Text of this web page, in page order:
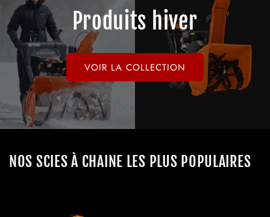
Produits hiver
VOIR LA COLLECTION
NOS SCIES À CHAINE LES PLUS POPULAIRES